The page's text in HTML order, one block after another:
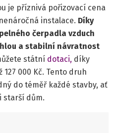
je příznivá pořizovací cena
instalace. Díky
čerpadla vzduch
a stabilní návratnost
státní dotaci, díky
000 Kč. Tento druh
do téměř každé stavby, ať
starší dům.